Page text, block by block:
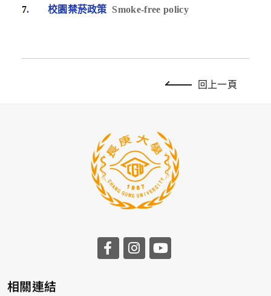
7. 校園禁菸政策 Smoke-free policy
回上一頁
相關連結